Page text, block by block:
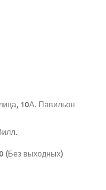
10А. Павильон
(Без выходных)